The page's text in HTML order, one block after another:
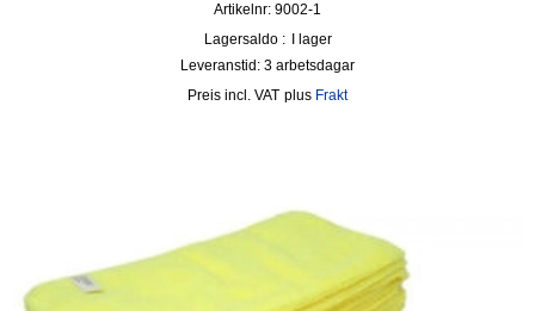
Artikelnr: 9002-1
Lagersaldo :
I lager
Leveranstid: 3 arbetsdagar
incl. VAT plus Frakt